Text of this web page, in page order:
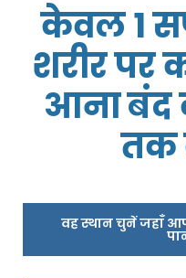
केवल 1
शरीर पर
आना बंद
तक
वह स्थान चुनें जहाँ